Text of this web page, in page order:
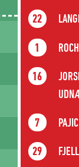
22
1
16
7 PAJIC
29